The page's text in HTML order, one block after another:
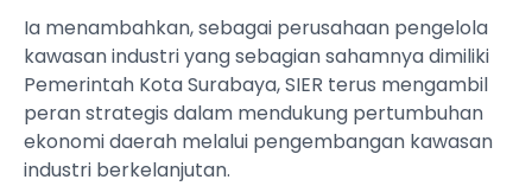
Ia menambahkan, sebagai perusahaan pengelola
kawasan industri yang sebagian sahamnya dimiliki
Pemerintah Kota Surabaya, SIER terus mengambil
peran strategis dalam mendukung pertumbuhan
ekonomi daerah melalui pengembangan kawasan
industri berkelanjutan.